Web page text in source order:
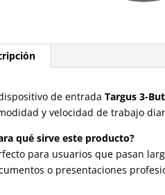
de entradaTargus 3-
y velocidad de trabajo
qué sirve este producto?
para usuarios que pasan
o presentaciones